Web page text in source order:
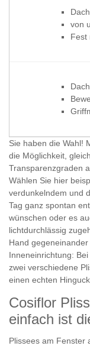
von
Fest
Sie haben die Wahl!
die Möglichkeit,
Transparenzgraden
Wählen Sie hier
verdunkelndem und
Tag ganz spontan
wünschen oder es
lichtdurchlässig
Hand
Inneneinrichtung:
zwei verschiedene
einen echten
Cosiflor
einfach ist
Plissees am Fenster